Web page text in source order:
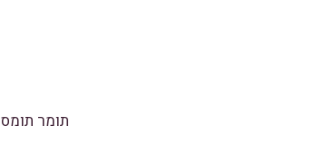
תומר תומס